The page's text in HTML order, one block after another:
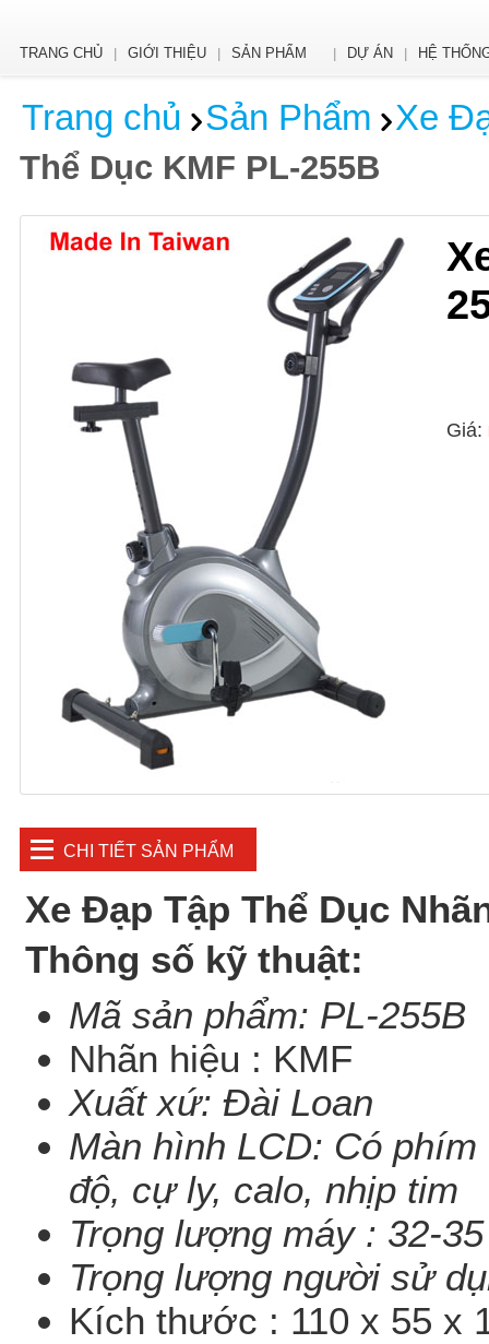
TRANG CHỦ GIỚI THIỆU SẢN PHẨM DỰ ÁN HỆ
Trang chủ Sản Phẩm Xe
Thể Dục KMF PL-255B
Giá:
CHI TIẾT SẢN PHẨM
Xe Đạp Tập Thể Dục
Thông số kỹ thuật:
Mã sản phẩm: PL-255B
Nhãn hiệu : KMF
Xuất xứ: Đài Loan
Màn hình LCD: Có
độ, cự ly, calo, nhịp tim
Trọng lượng máy : 32-
Trọng lượng người sử
Kích thước : 110 x 55 x